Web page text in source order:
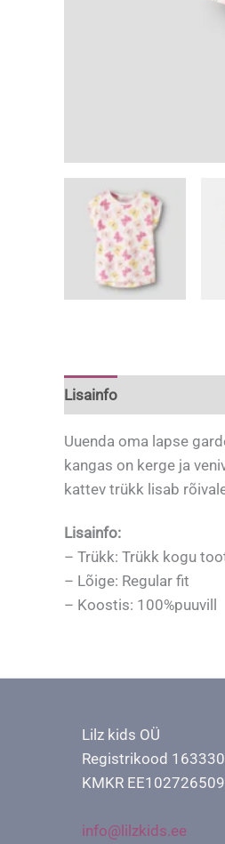
Lisainfo
Uuenda oma lapse
kangas on kerge ja
kattev trükk lisab
Lisainfo:
– Trükk: Trükk kogu
– Lõige: Regular fit
– Koostis: 100%puuvill
Lilz kids OÜ
Registrikood
KMKR EE102726509
info@lilzkids.ee